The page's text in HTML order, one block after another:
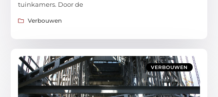
tuinkamers. Door de
Verbouwen
VERBOUWEN